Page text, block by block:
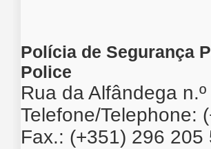
Polícia de Segurança
Police
Rua da Alfândega
Telefone/Telephone:
Fax.: (+351) 296 205